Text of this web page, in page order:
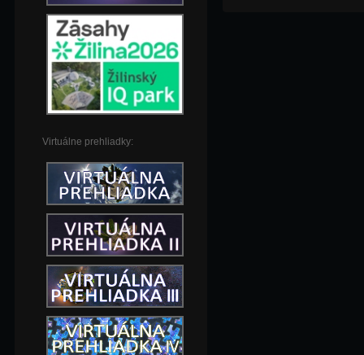
Virtuálne prehliadky: